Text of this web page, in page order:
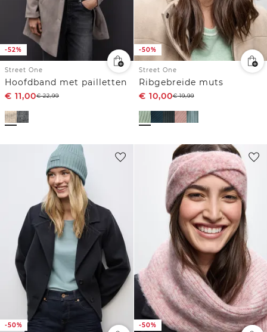
-52%
Street One
Hoofdband met pailletten
€ 11,00€22,99
-50%
Street One
Ribgebreide muts
€ 10,00€19,99
-50% -50%